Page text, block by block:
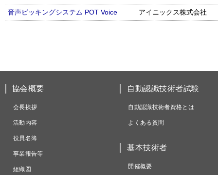
音声ピッキングシステム POT Voice アイニックス株式会社
協会概要
会長挨拶
活動内容
役員名簿
事業報告等
組織図
自動認識技術者試験
自動認識技術者資格とは
よくある質問
基本技術者
開催概要